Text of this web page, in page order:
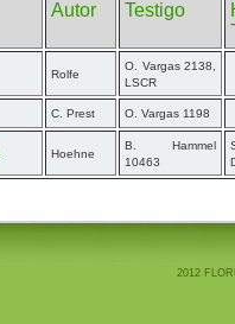
Autor Testigo
Rolfe
O. Vargas 2138,
LSCR
C. Prest O. Vargas 1198
Hoehne
B. Hammel
10463
2012